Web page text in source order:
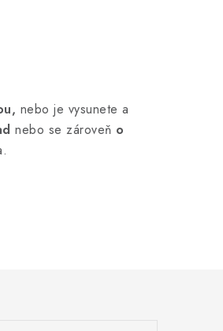
nebo je vysunete a
nebo se zároveň o